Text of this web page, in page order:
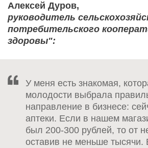
Алексей Дуров,
руководитель
потребительского
здоровы":
У меня есть знакомая,
молодости выбрала
направление в бизнесе:
аптеки. Если в нашем
был 200-300 рублей, то от
оставив не меньше тысячи.